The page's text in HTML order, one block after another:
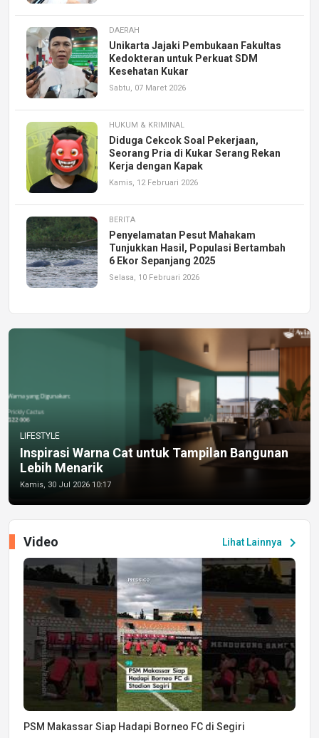
DAERAH
Unikarta Jajaki Pembukaan Fakultas
Kedokteran untuk Perkuat SDM
Kesehatan Kukar
Sabtu, 07 Maret 2026
HUKUM & KRIMINAL
Diduga Cekcok Soal Pekerjaan,
Seorang Pria di Kukar Serang Rekan
Kerja dengan Kapak
Kamis, 12 Februari 2026
BERITA
Penyelamatan Pesut Mahakam
Tunjukkan Hasil, Populasi Bertambah
6 Ekor Sepanjang 2025
Selasa, 10 Februari 2026
LIFESTYLE
Inspirasi Warna Cat untuk Tampilan Bangunan
Lebih Menarik
Kamis, 30 Jul 2026 10:17
Lihat Lainnya chevron_right
Video
PSM Makassar Siap Hadapi Borneo FC di Segiri